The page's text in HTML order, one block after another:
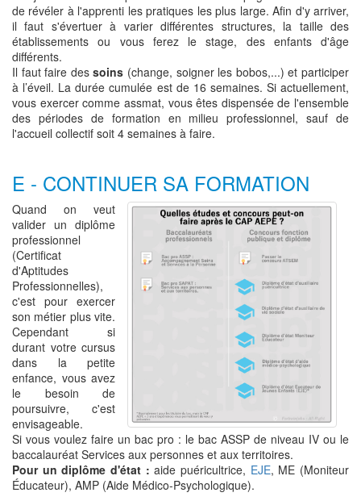
de révéler à l'apprenti les pratiques les plus large. Afin d'y arriver,
il faut s'évertuer à varier différentes structures, la taille des
établissements ou vous ferez le stage, des enfants d'âge
différents.
Il faut faire dessoins (change, soigner les bobos,...) et participer
à l’éveil. La durée cumulée est de 16 semaines. Si actuellement,
vous exercer comme assmat, vous êtes dispensée de l'ensemble
des périodes de formation en milieu professionnel, sauf de
l'accueil collectif soit 4 semaines à faire.
E - CONTINUER SA FORMATION
Quand on veut
valider un diplôme
professionnel
(Certificat
d'Aptitudes
Professionnelles),
c'est pour exercer
son métier plus vite.
Cependant si
durant votre cursus
dans la petite
enfance, vous avez
le besoin de
poursuivre, c'est
envisageable.
Si vous voulez faire un bac pro : le bac ASSP de niveau IV ou le
baccalauréat Services aux personnes et aux territoires.
Pour un diplôme d'état : aide puéricultrice, EJE, ME (Moniteur
Éducateur), AMP (Aide Médico-Psychologique).